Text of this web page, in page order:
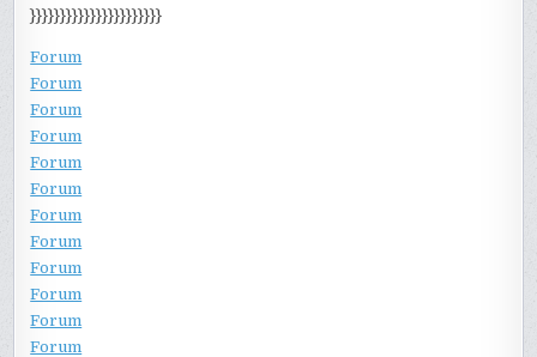
}}}}}}}}}}}}}}}}}}}}}}
Forum
Forum
Forum
Forum
Forum
Forum
Forum
Forum
Forum
Forum
Forum
Forum